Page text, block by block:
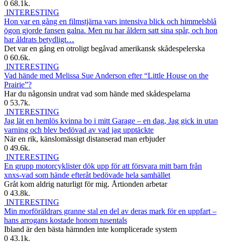
0 68.1k.
INTERESTING
Hon var en gång en filmstjärna vars intensiva blick och himmelsblå
ögon gjorde fansen galna. Men nu har åldern satt sina spår, och hon
har åldrats betydligt…
Det var en gång en otroligt begåvad amerikansk skådespelerska
0 60.6k.
INTERESTING
Vad hände med Melissa Sue Anderson efter “Little House on the
Prairie”?
Har du någonsin undrat vad som hände med skådespelarna
0 53.7k.
INTERESTING
Jag lät en hemlös kvinna bo i mitt Garage – en dag, Jag gick in utan
varning och blev bedövad av vad jag upptäckte
När en rik, känslomässigt distanserad man erbjuder
0 49.6k.
INTERESTING
En grupp motorcyklister dök upp för att försvara mitt barn från
xnxs-vad som hände efteråt bedövade hela samhället
Gråt kom aldrig naturligt för mig. Årtionden arbetar
0 43.8k.
INTERESTING
Min morföräldrars granne stal en del av deras mark för en uppfart –
hans arrogans kostade honom tusentals
Ibland är den bästa hämnden inte komplicerade system
0 43.1k.